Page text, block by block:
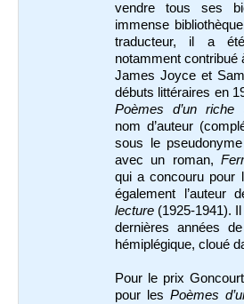
vendre tous ses
immense
traducteur, il a
notamment contribué
James Joyce et
débuts littéraires en
Poèmes d’un riche
nom d’auteur
sous le
avec un roman,
qui a concouru pour
également l’auteur
lecture (1925-1941).
dernières années
hémiplégique, cloué
Pour le prix
pour les Poèmes